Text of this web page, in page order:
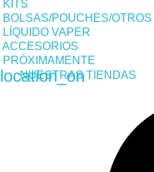
KITS
BOLSAS/POUCHES/OTROS
LÍQUIDO VAPER
ACCESORIOS
PRÓXIMAMENTE
location_on
NUESTRAS TIENDAS